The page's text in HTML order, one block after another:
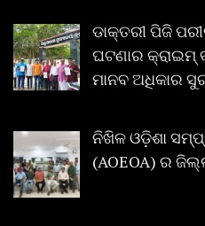
ଡାକ୍ତରୀ ପିଜି
ଘଟଣାର କ୍ରାଇମ୍
ମାନବ ଅଧିକାର
ନିଖିଳ ଓଡ଼ିଶା
(AOEOA) ର